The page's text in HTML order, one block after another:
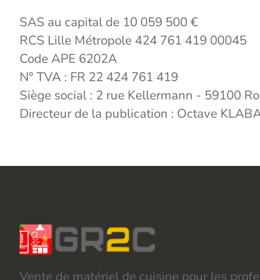
SAS au capital de 10 059 500 €
RCS Lille Métropole 424 761 419 00045
Code APE 6202A
N° TVA : FR 22 424 761 419
Siège social : 2 rue Kellermann - 59100
Directeur de la publication : Octave
Vente de matériel de cuisine pour les